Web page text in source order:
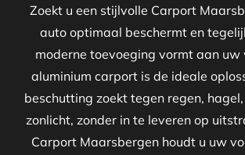
Zoekt u een stijlvolle Carport
auto optimaal beschermt en
moderne toevoeging vormt aan uw
aluminium carport is de ideale
beschutting zoekt tegen regen,
zonlicht, zonder in te leveren op
Carport Maarsbergen houdt u uw